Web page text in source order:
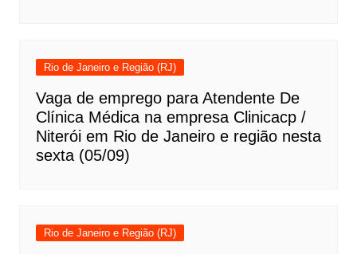
Rio de Janeiro e Região (RJ)
Vaga de emprego para Atendente De
Clínica Médica na empresa Clinicacp /
Niterói em Rio de Janeiro e região nesta
sexta (05/09)
Rio de Janeiro e Região (RJ)